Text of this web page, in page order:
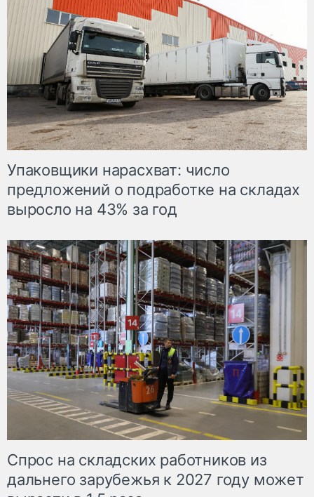
Упаковщики нарасхват: число
предложений о подработке на складах
выросло на 43% за год
Спрос на складских работников из
дальнего зарубежья к 2027 году может